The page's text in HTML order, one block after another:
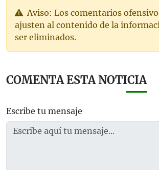
Aviso: Los comentarios
ajusten al contenido de la
ser eliminados.
COMENTA ESTA NOTICIA
Escribe tu mensaje